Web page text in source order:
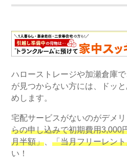
ハローストレージや加瀬倉庫
が見つからない方には、ドッ
めします。
宅配サービスがないのがデメ
らの申し込みで初期費用3,000
月半額」 、「当月フリーレン
い！